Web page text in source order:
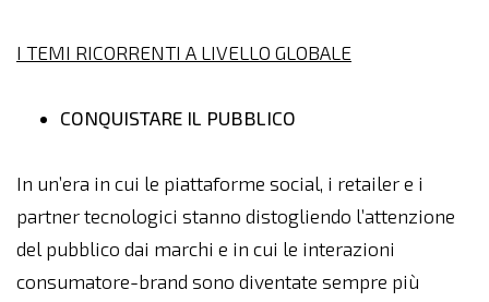
I TEMI RICORRENTI A LIVELLO GLOBALE
CONQUISTARE IL PUBBLICO
In un’era in cui le piattaforme social, i retailer e i
partner tecnologici stanno distogliendo l’attenzione
del pubblico dai marchi e in cui le interazioni
consumatore-brand sono diventate sempre più